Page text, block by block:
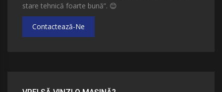
stare tehnică foarte bună”. 😊
Contactează-Ne